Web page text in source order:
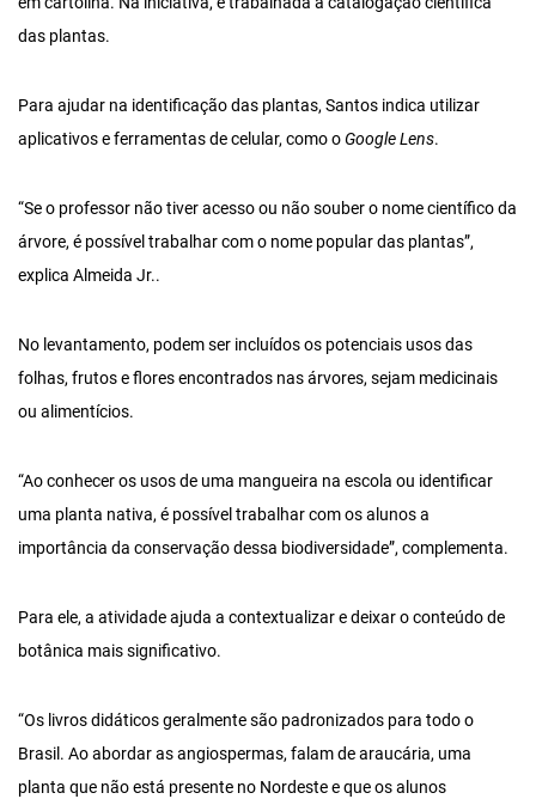
das plantas.
Para ajudar na identificação das plantas, Santos indica utilizar
aplicativos e ferramentas de celular, como oGoogle Lens.
“Se o professor não tiver acesso ou não souber o nome científico da
árvore, é possível trabalhar com o nome popular das plantas”,
explica Almeida Jr..
No levantamento, podem ser incluídos os potenciais usos das
folhas, frutos e flores encontrados nas árvores, sejam medicinais
ou alimentícios.
“Ao conhecer os usos de uma mangueira na escola ou identificar
uma planta nativa, é possível trabalhar com os alunos a
importância da conservação dessa biodiversidade”, complementa.
Para ele, a atividade ajuda a contextualizar e deixar o conteúdo de
botânica mais significativo.
“Os livros didáticos geralmente são padronizados para todo o
Brasil. Ao abordar as angiospermas, falam de araucária, uma
planta que não está presente no Nordeste e que os alunos